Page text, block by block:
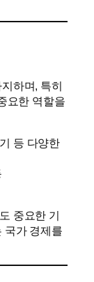
하며, 특히
요한 역할을
등 다양한
중요한 기
국가 경제를